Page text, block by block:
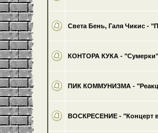
Света Бень, Галя Чикис -
КОНТОРА КУКА -
ПИК КОММУНИЗМА -
ВОСКРЕСЕНИЕ - "Концерт в